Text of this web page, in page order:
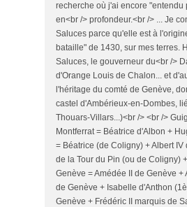
recherche où j'ai encore "entendu
en<br /> profondeur.<br /> ... Je
Saluces parce qu'elle est à
bataille" de 1430, sur mes terres.
Saluces, le gouverneur du<br />
d'Orange Louis de Chalon... et
l'héritage du comté de Genève,
castel d'Ambérieux-en-Dombes,
Thouars-Villars...)<br /> <br />
Montferrat = Béatrice d'Albon +
= Béatrice (de Coligny) + Albert IV
de la Tour du Pin (ou de Coligny)
Genève = Amédée II de Genève
de Genève + Isabelle d'Anthon
Genève + Frédéric II marquis de